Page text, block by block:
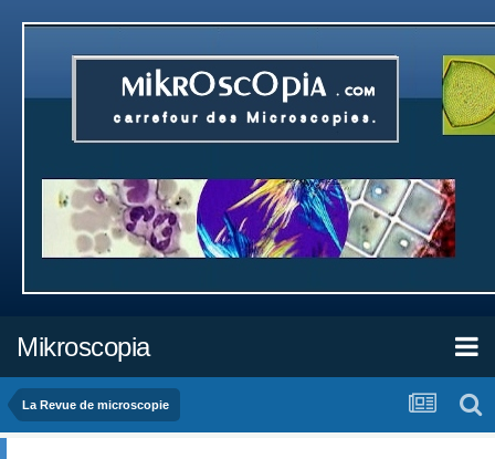
Mikroscopia
La Revue de microscopie